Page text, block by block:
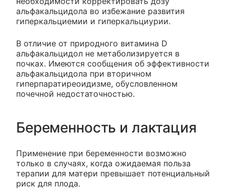
альфакальцидола во избежание развития
гиперкальциемии и гиперкальциурии.
В отличие от природного витамина D
альфакальцидол не метаболизируется в
почках. Имеются сообщения об эффективности
альфакальцидола при вторичном
гиперпаратиреоидизме, обусловленном
почечной недостаточностью.
Беременность и лактация
Применение при беременности возможно
только в случаях, когда ожидаемая польза
терапии для матери превышает потенциальный
риск для плода.